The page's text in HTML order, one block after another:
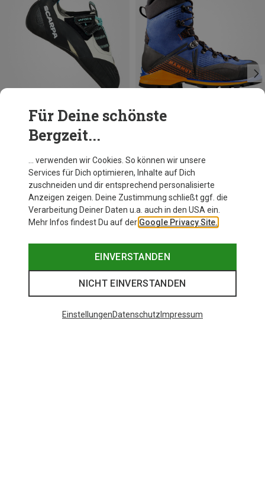
Du sparst 11%
Für Deine schönste
Bergzeit...
… verwenden wir Cookies. So können wir unsere
Services für Dich optimieren, Inhalte auf Dich
zuschneiden und dir entsprechend personalisierte
Anzeigen zeigen. Deine Zustimmung schließt ggf. die
Verarbeitung Deiner Daten u.a. auch in den USA ein.
Mehr Infos findest Du auf der Google Privacy Site.
EINVERSTANDEN
NICHT EINVERSTANDEN
EinstellungenDatenschutz Impressum